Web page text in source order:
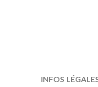
INFOS